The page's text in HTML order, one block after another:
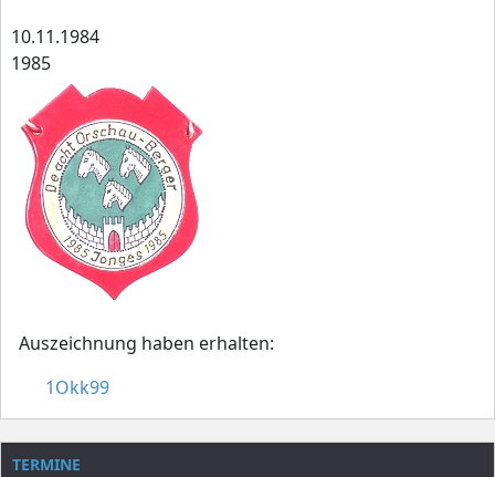
10.11.1984
1985
Auszeichnung haben erhalten:
1Okk99
TERMINE